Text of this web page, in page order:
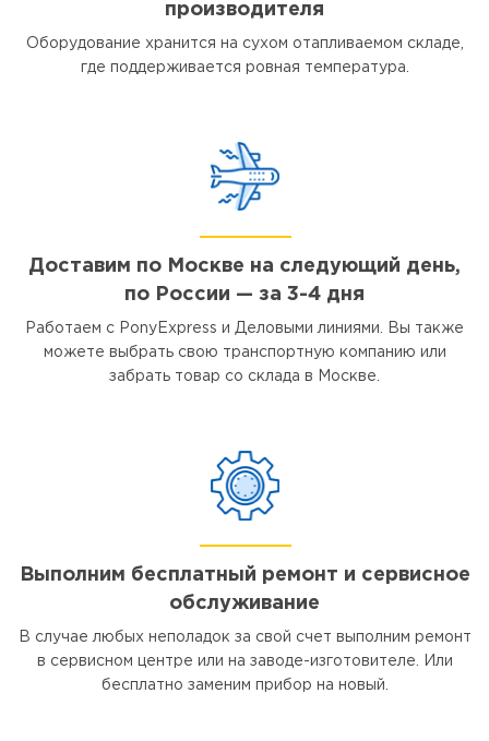
производителя
Оборудование хранится на сухом отапливаемом складе,
где поддерживается ровная температура.
Доставим по Москве на следующий день,
по России — за 3-4 дня
Работаем с PonyExpress и Деловыми линиями. Вы также
можете выбрать свою транспортную компанию или
забрать товар со склада в Москве.
Выполним бесплатный ремонт и сервисное
обслуживание
В случае любых неполадок за свой счет выполним ремонт
в сервисном центре или на заводе-изготовителе. Или
бесплатно заменим прибор на новый.